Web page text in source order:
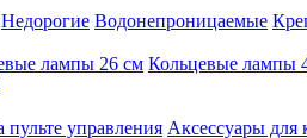
Недорогие Водонепроницаемые
лампы 26 см Кольцевые лампы
пульте управления Аксессуары для